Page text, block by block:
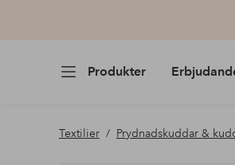
Produkter
Textilier Prydnadskuddar &